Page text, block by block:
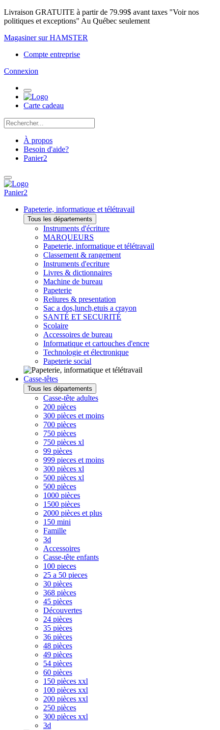
Livraison GRATUITE à partir de 79.99$ avant taxes "Voir nos
politiques et exceptions" Au Québec seulement
Magasiner sur HAMSTER
Compte entreprise
Connexion
Carte cadeau
À propos
Besoin d'aide?
Panier2
Panier2
Papeterie, informatique et télétravail
Tous les départements
Instruments d'écriture
MARQUEURS
Papeterie, informatique et télétravail
Classement & rangement
Instruments d'ecriture
Livres & dictionnaires
Machine de bureau
Papeterie
Reliures & presentation
Sac a dos,lunch,etuis a crayon
SANTÉ ET SECURITÉ
Scolaire
Accessoires de bureau
Informatique et cartouches d'encre
Technologie et électronique
Papeterie social
Casse-têtes
Tous les départements
Casse-tête adultes
200 pièces
300 pièces et moins
700 pièces
750 pièces
750 pièces xl
99 pièces
999 pieces et moins
300 pièces xl
500 pièces xl
500 pièces
1000 pièces
1500 pièces
2000 pièces et plus
150 mini
Famille
3d
Accessoires
Casse-tête enfants
100 pieces
25 a 50 pieces
30 pièces
368 pièces
45 pièces
Découvertes
24 pièces
35 pièces
36 pièces
48 pièces
49 pièces
54 pièces
60 pièces
150 pièces xxl
100 pièces xxl
200 pièces xxl
250 pièces
300 pièces xxl
3d